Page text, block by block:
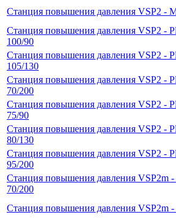
Станция повышения давления VSP2 -
Станция повышения давления VSP2 -
100/90
Станция повышения давления VSP2 -
105/130
Станция повышения давления VSP2 -
70/200
Станция повышения давления VSP2 -
75/90
Станция повышения давления VSP2 -
80/130
Станция повышения давления VSP2 -
95/200
Станция повышения давления VSP2m
70/200
Станция повышения давления VSP2m -